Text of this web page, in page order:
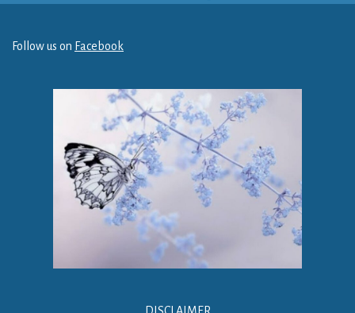
Follow us on Facebook